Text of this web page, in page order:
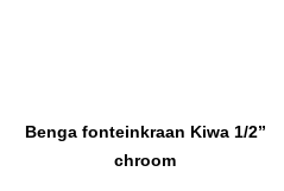
Benga fonteinkraan Kiwa 1/2”
chroom